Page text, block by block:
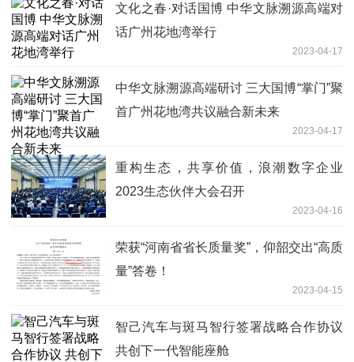
文化之春·对话国博 中华文脉溯源高端对
话广州花地湾举行
2023-04-17
中华文脉溯源高端研讨 三大国博“掌门”聚
首广州花地湾共议融合新未来
2023-04-17
重构生态，共享价值，浪潮数字企业
2023生态伙伴大会召开
2023-04-16
荣获“河南省省长质量奖”，仰韶交出“高质
量”答卷！
2023-04-15
智己汽车与斑马智行签署战略合作协议
共创下一代智能座舱